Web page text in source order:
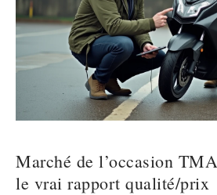
Marché de l’occasion
le vrai rapport qualité/prix